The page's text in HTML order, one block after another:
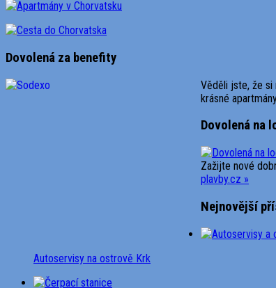
Dovolená za benefity
Věděli jste, že si
krásné
Dovolená na
Zažijte nové
plavby.cz »
Nejnovější
Autoservisy na ostrově Krk